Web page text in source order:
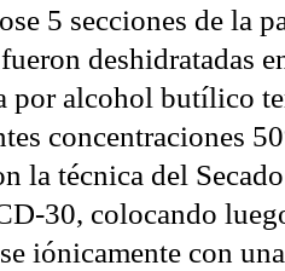
5 secciones de la
deshidratadas
por alcohol butílico
concentraciones
la técnica del
30, colocando
iónicamente con